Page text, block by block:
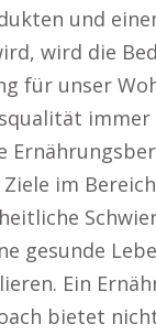
und
wird die
für unser
im
gesunde
Ein
bietet